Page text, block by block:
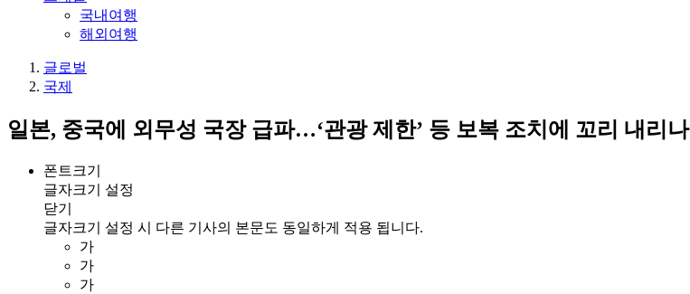
국내여행
해외여행
글로벌
국제
일본, 중국에 외무성 국장 급파…‘관광 제한’ 등 보복 조치에 꼬리 내리나
폰트크기
글자크기 설정
닫기
글자크기 설정 시 다른 기사의 본문도 동일하게 적용 됩니다.
가
가
가